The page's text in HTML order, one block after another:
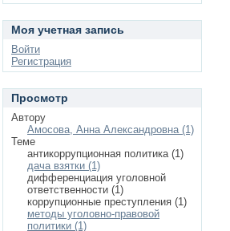
Моя учетная запись
Войти
Регистрация
Просмотр
Автору
Амосова, Анна Александровна (1)
Теме
антикоррупционная политика (1)
дача взятки (1)
дифференциация уголовной
ответственности (1)
коррупционные преступления (1)
методы уголовно-правовой
политики (1)